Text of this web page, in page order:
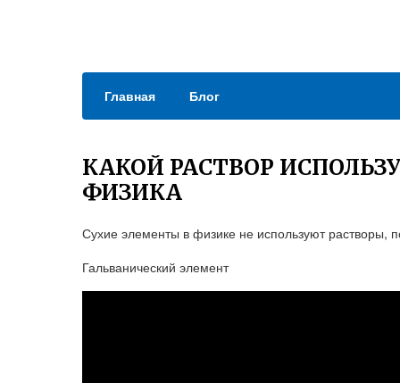
Главная Блог
КАКОЙ РАСТВОР
ФИЗИКА
Сухие элементы в физике не используют растворы,
Гальванический элемент